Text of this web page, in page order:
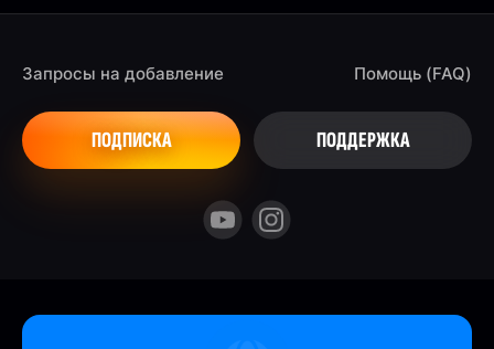
Запросы на добавление
ПОДПИСКА
Помощь (FAQ)
ПОДДЕРЖКА